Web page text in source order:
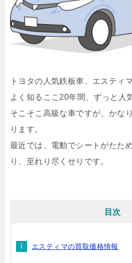
トヨタの人気鉄板車、エスティ
よく知るここ20年間、ずっと人
そこそこ高級な車ですが、かな
ります。
最近では、電動でシートがたた
り、至れり尽くせりです。
目次
エスティマの買取価格情報